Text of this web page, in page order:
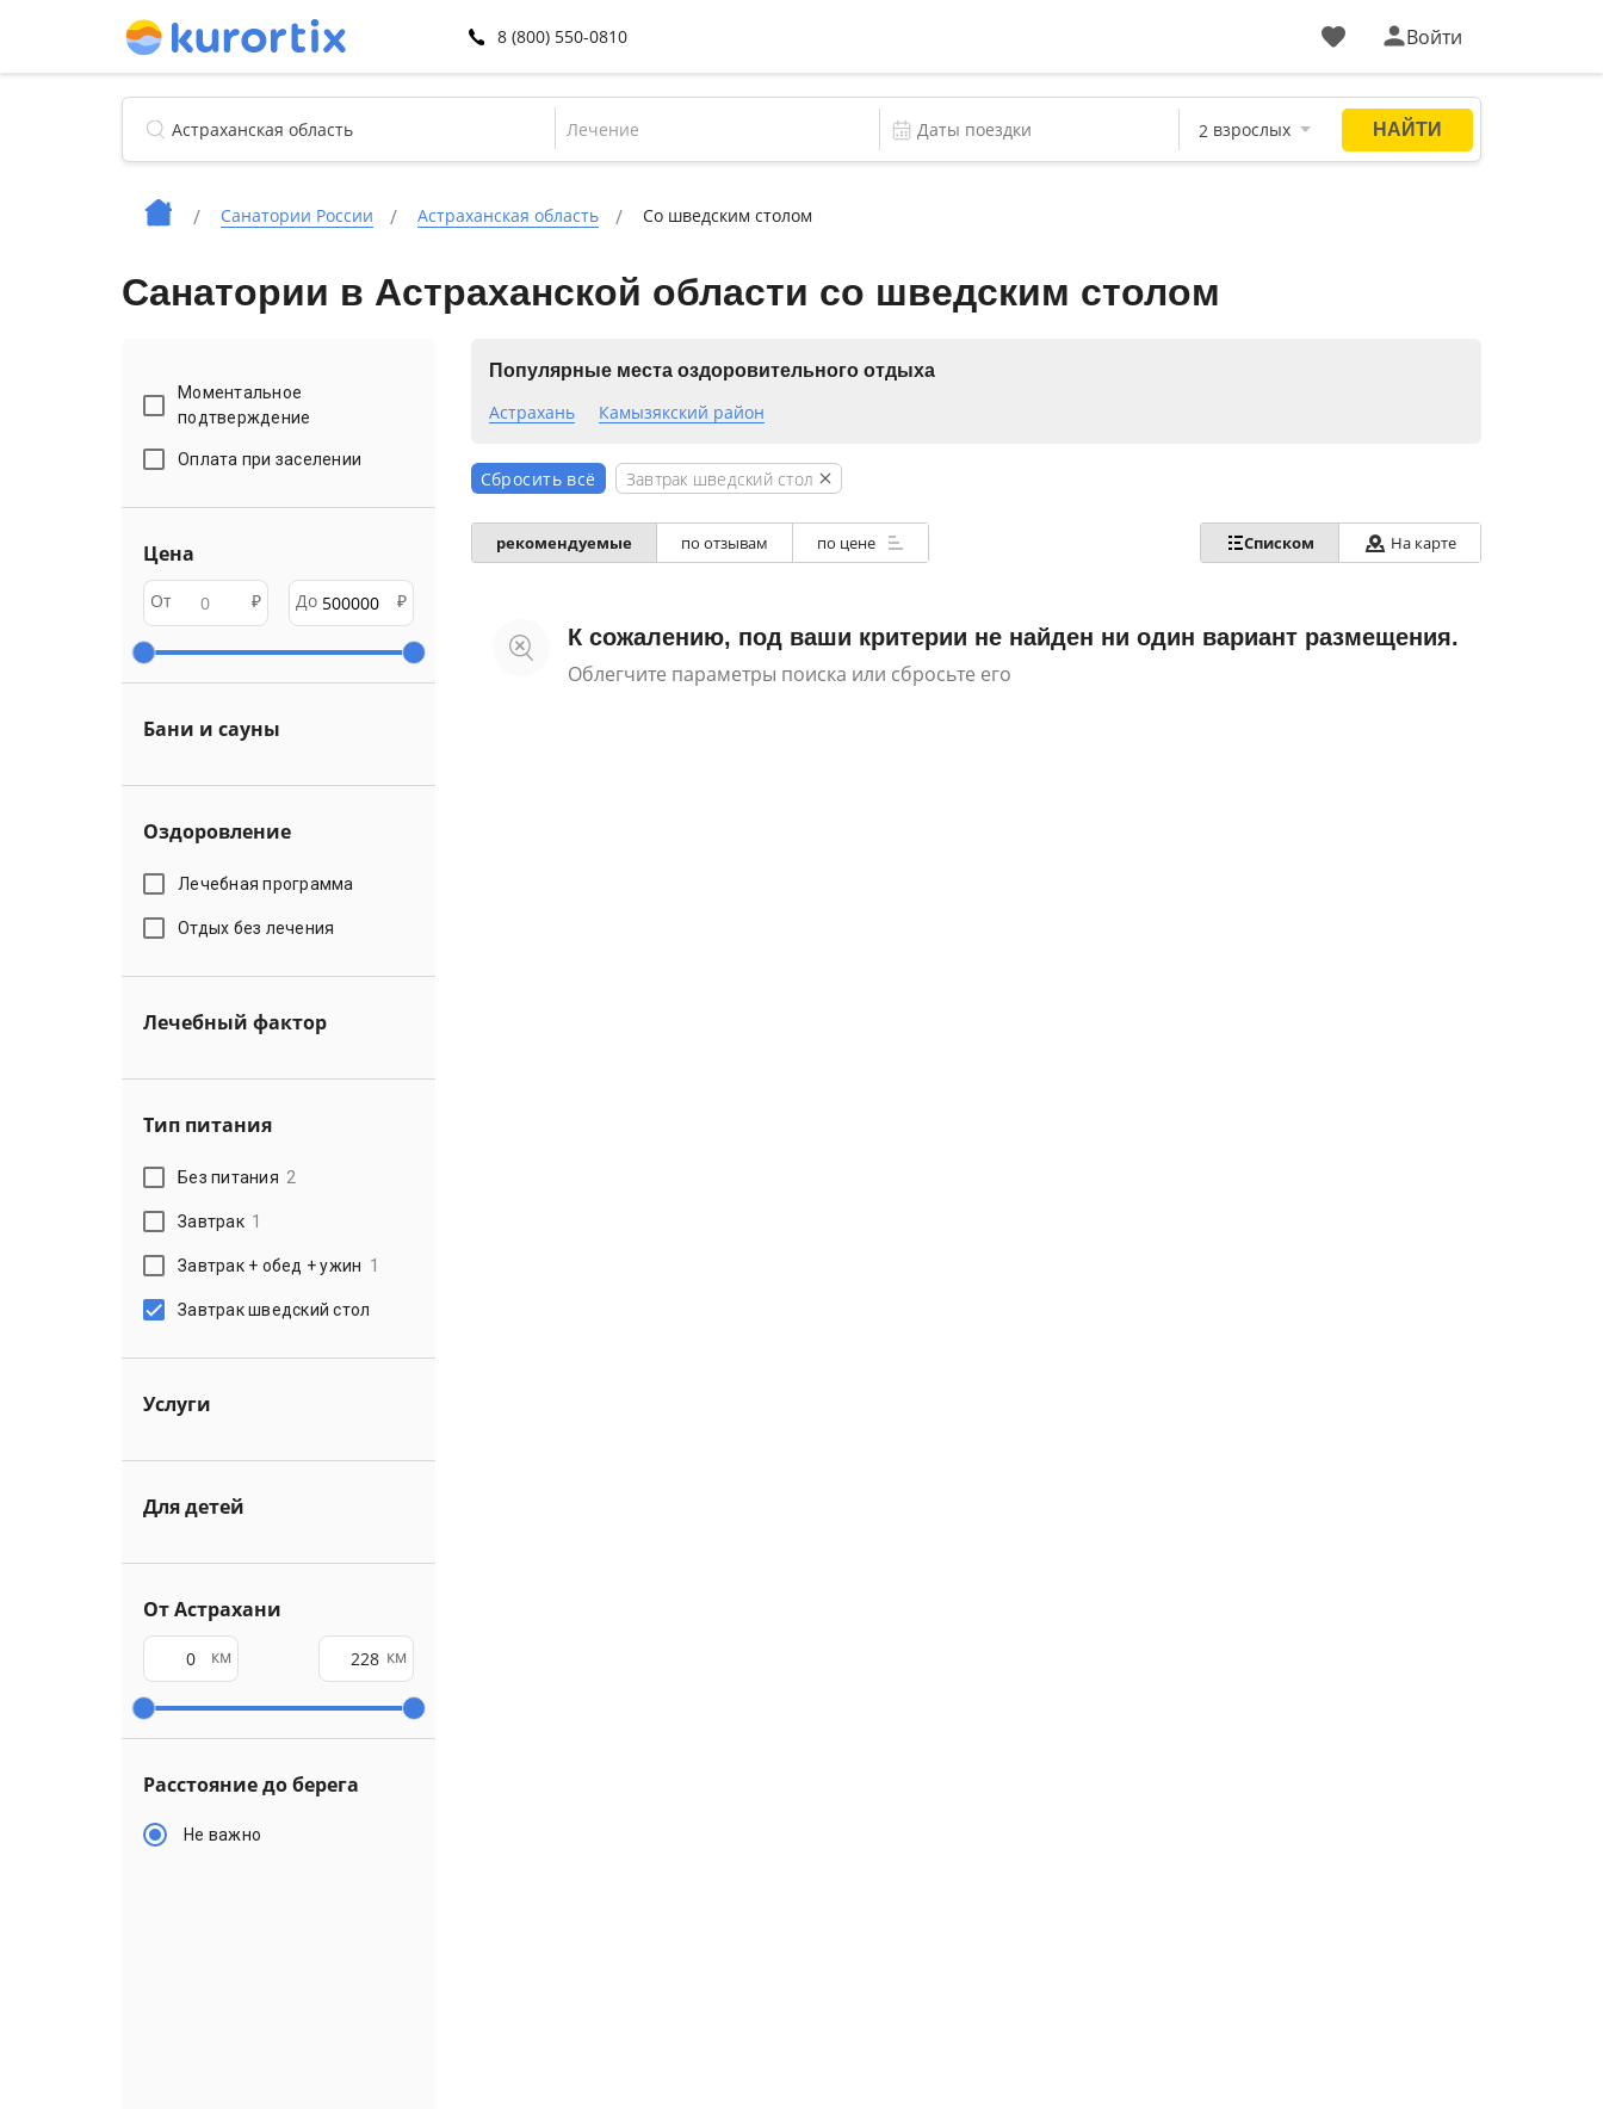
8 (800) 550-0810 Войти
Лечение
Санатории России Астраханская область Со шведским столом
Санатории в Астраханской области со шведским столом
Моментальное
подтверждение
Оплата при заселении
Цена
От ₽ До ₽
Бани и сауны
Оздоровление
Лечебная программа
Отдых без лечения
Лечебный фактор
Тип питания
Без питания 2
Завтрак 1
Завтрак + обед + ужин 1
Завтрак шведский стол
Услуги
Для детей
От Астрахани
км км
Расстояние до берега
Не важно
Популярные места оздоровительного отдыха
Астрахань Камызякский район
Сбросить всё Завтрак шведский стол
рекомендуемые по отзывам по цене Списком На карте
К сожалению, под ваши критерии не найден ни один вариант размещения.
Облегчите параметры поиска или сбросьте его